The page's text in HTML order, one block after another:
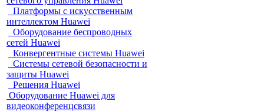
Платформы с искусственным
интеллектом Huawei
Оборудование беспроводных
сетей Huawei
Конвергентные системы Huawei
Системы сетевой безопасности и
защиты Huawei
Решения Huawei
Оборудование Huawei для
видеоконференцсвязи